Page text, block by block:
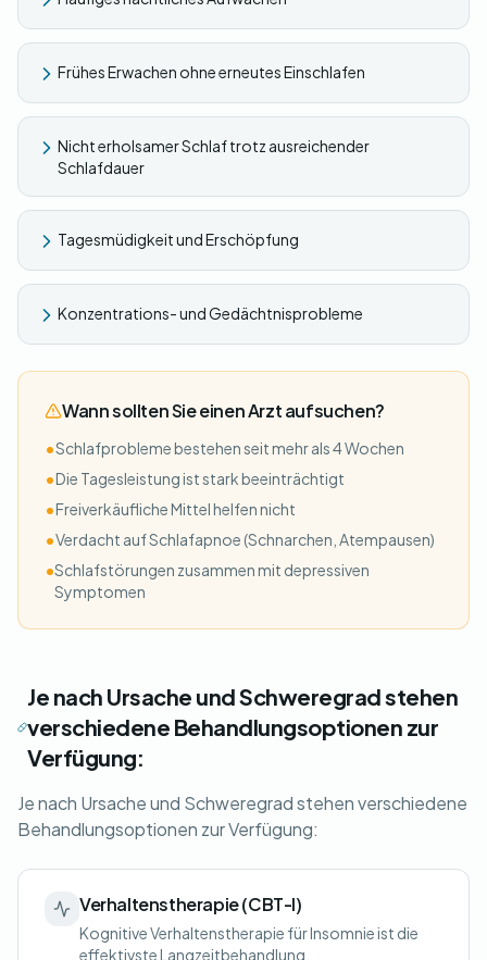
Frühes Erwachen ohne erneutes Einschlafen
Nicht erholsamer Schlaf trotz ausreichender
Schlafdauer
Tagesmüdigkeit und Erschöpfung
Konzentrations- und Gedächtnisprobleme
Wann sollten Sie einen Arzt aufsuchen?
•Schlafprobleme bestehen seit mehr als 4 Wochen
•Die Tagesleistung ist stark beeinträchtigt
•Freiverkäufliche Mittel helfen nicht
•Verdacht auf Schlafapnoe (Schnarchen, Atempausen)
•Schlafstörungen zusammen mit depressiven
Symptomen
Je nach Ursache und Schweregrad stehen
verschiedene Behandlungsoptionen zur
Verfügung:
Je nach Ursache und Schweregrad stehen verschiedene
Behandlungsoptionen zur Verfügung:
Verhaltenstherapie (CBT-I)
Kognitive Verhaltenstherapie für Insomnie ist die
effektivste Langzeitbehandlung.